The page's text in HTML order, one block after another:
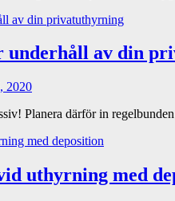
underhåll av din
2020
Planera därför in
uthyrning med